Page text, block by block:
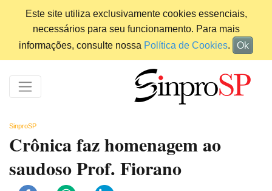
Este site utiliza exclusivamente cookies essenciais,
necessários para seu funcionamento. Para mais
informações, consulte nossa Política de Cookies. Ok
SinproSP
Crônica faz homenagem ao
saudoso Prof. Fiorano